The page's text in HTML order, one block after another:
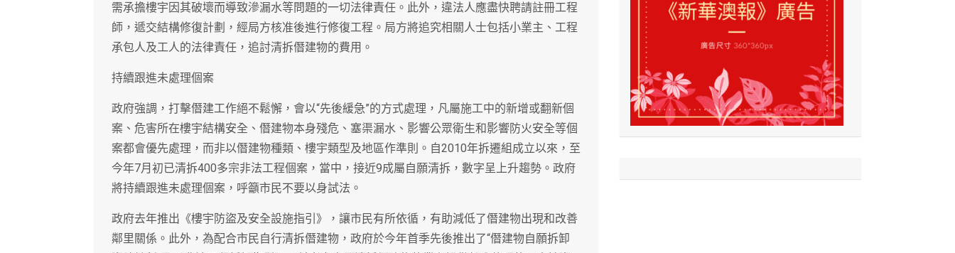
需承擔樓宇因其破壞而導致滲漏水等問題的一切法律責任。此外，違法人應盡快聘請註冊工程
師，遞交結構修復計劃，經局方核准後進行修復工程。局方將追究相關人士包括小業主、工程
承包人及工人的法律責任，追討清拆僭建物的費用。
持續跟進未處理個案
政府強調，打擊僭建工作絕不鬆懈，會以“先後緩急”的方式處理，凡屬施工中的新增或翻新個
案、危害所在樓宇結構安全、僭建物本身殘危、塞渠漏水、影響公眾衛生和影響防火安全等個
案都會優先處理，而非以僭建物種類、樓宇類型及地區作準則。自2010年拆遷組成立以來，至
今年7月初已清拆400多宗非法工程個案，當中，接近9成屬自願清拆，數字呈上升趨勢。政府
將持續跟進未處理個案，呼籲市民不要以身試法。
政府去年推出《樓宇防盜及安全設施指引》，讓市民有所依循，有助減低了僭建物出現和改善
鄰里關係。此外，為配合市民自行清拆僭建物，政府於今年首季先後推出了“僭建物自願拆卸